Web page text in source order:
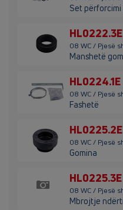
Set përforcimi
HL0222.3E
08 WC / Pjesë
Manshetë
HL0224.1E
08 WC / Pjesë
Fashetë
HL0225.2E
08 WC / Pjesë
Gomina
HL0225.3E
08 WC / Pjesë
Mbrojtje